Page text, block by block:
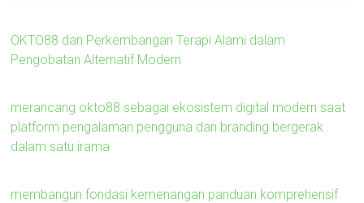
OKTO88 dan Perkembangan Terapi Alami dalam
Pengobatan Alternatif Modern
merancang okto88 sebagai ekosistem digital modern saat
platform pengalaman pengguna dan branding bergerak
dalam satu irama
membangun fondasi kemenangan panduan komprehensif